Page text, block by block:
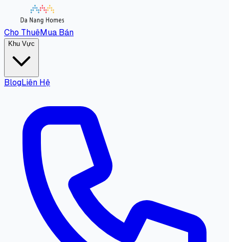
Cho ThuêMua Bán
Khu Vực
BlogLiên Hệ